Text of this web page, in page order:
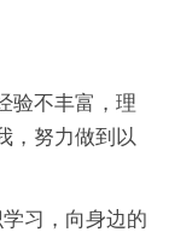
验不丰富，理
，努力做到以
习，向身边的